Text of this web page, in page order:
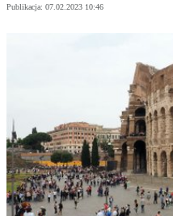
Publikacja: 07.02.2023 10:46